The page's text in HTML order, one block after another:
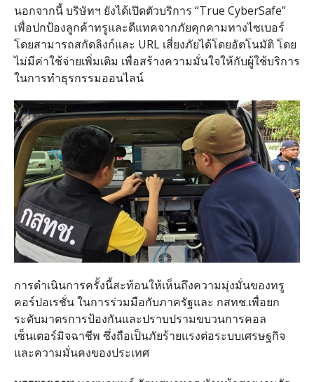
นอกจากนี้ บริษัทฯ ยังได้เปิดตัวบริการ “True CyberSafe”
เพื่อปกป้องลูกค้าทรูและดีแทคจากภัยคุกคามทางไซเบอร์
โดยสามารถสกัดลิงก์และ URL เสี่ยงภัยได้โดยอัตโนมัติ โดย
ไม่มีค่าใช้จ่ายเพิ่มเติม เพื่อสร้างความมั่นใจให้กับผู้ใช้บริการ
ในการทำธุรกรรมออนไลน์
การดำเนินการครั้งนี้สะท้อนให้เห็นถึงความมุ่งมั่นของทรู
คอร์ปอเรชั่น ในการร่วมมือกับภาครัฐและ กสทช.เพื่อยก
ระดับมาตรการป้องกันและปราบปรามขบวนการคอล
เซ็นเตอร์มิจฉาชีพ ซึ่งถือเป็นภัยร้ายแรงต่อระบบเศรษฐกิจ
และความมั่นคงของประเทศ